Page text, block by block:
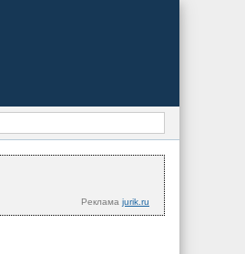
Реклама jurik.ru